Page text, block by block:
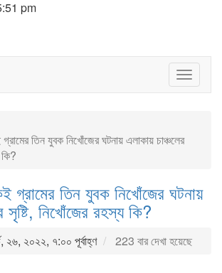
pm
Toggle
তিন যুবক নিখোঁজের ঘটনায় এলাকায় চাঞ্চলের
গ্রামের তিন যুবক নিখোঁজের ঘটনায়
সৃষ্টি, নিখোঁজের রহস্য কি?
২৬, ২০২২, ৭:০০ পূর্বাহ্ণ 223 বার দেখা হয়েছে